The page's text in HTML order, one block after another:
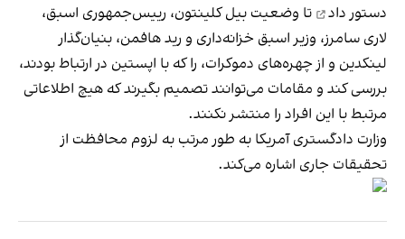
دستور داد
تا وضعیت بیل کلینتون، رییس‌جمهوری اسبق،
لاری سامرز، وزیر اسبق خزانه‌داری و رید هافمن، بنیان‌گذار
لینکدین و از چهره‌های دموکرات، را که با اپستین در ارتباط بودند،
بررسی کند و مقامات می‌توانند تصمیم بگیرند که هیچ اطلاعاتی
مرتبط با این افراد را منتشر نکنند.
وزارت دادگستری آمریکا به طور مرتب به لزوم محافظت از
تحقیقات جاری اشاره می‌کند.